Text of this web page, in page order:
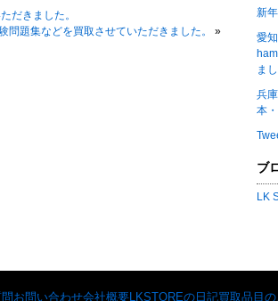
だきました。
題集などを買取させていただきました。
»
新
愛
ま
兵
本
ブ
LK
お問い合わせ会社概要LKSTOREの日記買取品目